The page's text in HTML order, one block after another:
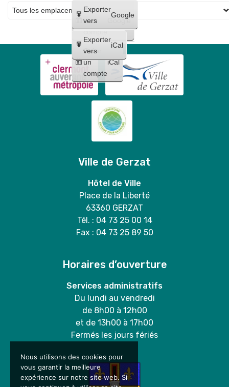
Créer
un
compte
Google
Créer
un
compte
iCal
Exporter
vers
Google
Exporter
vers
iCal
Ville de Gerzat
Hôtel de Ville
Place de la Liberté
63360 GERZAT
Tél. : 04 73 25 00 14
Fax : 04 73 25 89 50
Horaires d’ouverture
Services administratifs
Du lundi au vendredi
de 8h00 à 12h00
et de 13h00 à 17h00
Fermés les jours fériés
Nous utilisons des cookies pour
vous garantir la meilleure
expérience sur notre site web. Si